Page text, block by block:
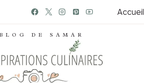
Accueil
DE SAMAR